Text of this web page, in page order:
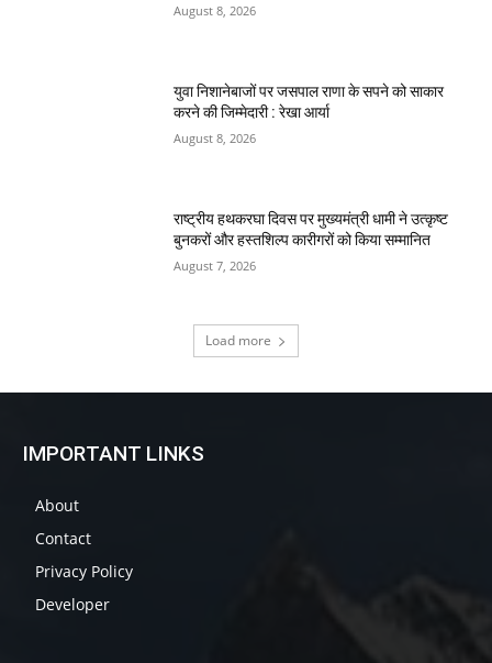
August 8, 2026
युवा निशानेबाजों पर जसपाल राणा के सपने को साकार
करने की जिम्मेदारी : रेखा आर्या
August 8, 2026
राष्ट्रीय हथकरघा दिवस पर मुख्यमंत्री धामी ने उत्कृष्ट
बुनकरों और हस्तशिल्प कारीगरों को किया सम्मानित
August 7, 2026
Load more
IMPORTANT LINKS
About
Contact
Privacy Policy
Developer